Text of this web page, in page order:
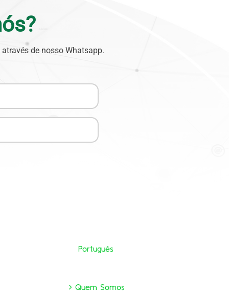
de nosso Whatsapp.
Português
Quem Somos